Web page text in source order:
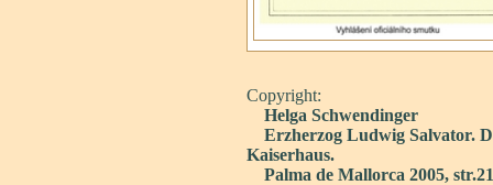
Copyright:
Helga Schwendinger
Erzherzog Ludwig Salvator.
Kaiserhaus.
Palma de Mallorca 2005,